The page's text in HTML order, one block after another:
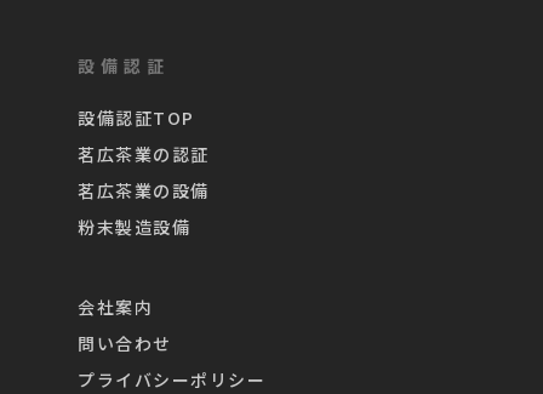
設備認証
設備認証TOP
茗広茶業の認証
茗広茶業の設備
粉末製造設備
会社案内
問い合わせ
プライバシーポリシー